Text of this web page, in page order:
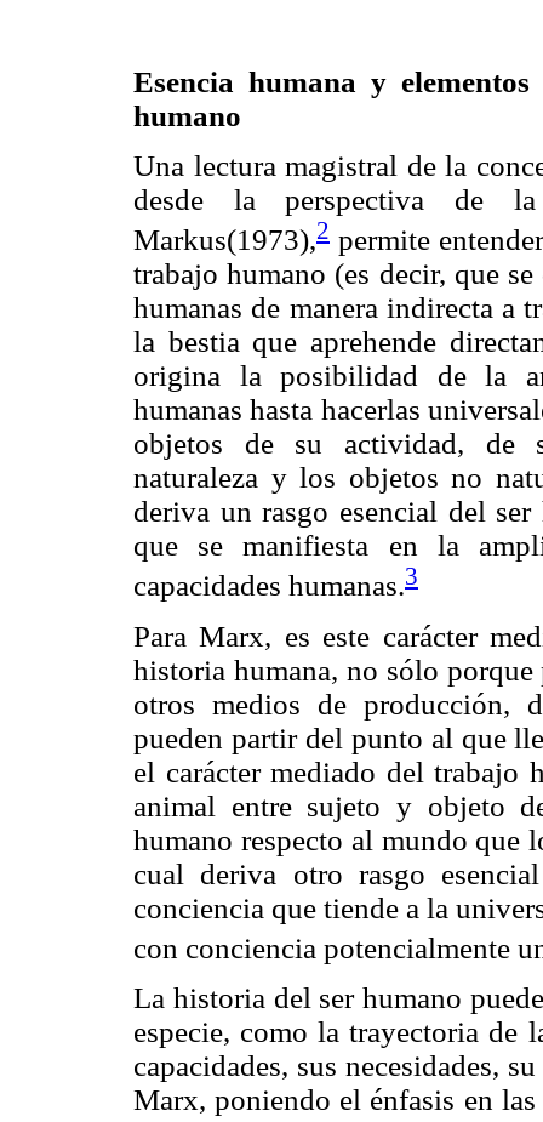
Esencia humana y
humano
Una lectura magistral de la
desde la perspectiva de
Markus(1973),2 permite
trabajo humano (es decir, que
humanas de manera indirecta a
la bestia que aprehende
origina la posibilidad de la
humanas hasta hacerlas
objetos de su actividad, de
naturaleza y los objetos no
deriva un rasgo esencial del
que se manifiesta en la
capacidades humanas.3
Para Marx, es este carácter
historia humana, no sólo
otros medios de producción,
pueden partir del punto al que
el carácter mediado del trabajo
animal entre sujeto y objeto
humano respecto al mundo que
cual deriva otro rasgo
conciencia que tiende a la
con conciencia potencialmente
La historia del ser humano
especie, como la trayectoria de
capacidades, sus necesidades,
Marx, poniendo el énfasis en